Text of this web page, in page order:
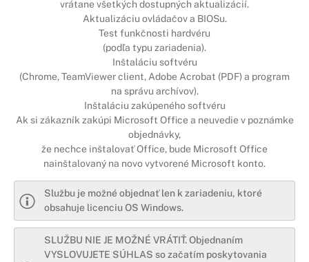
vrátane všetkých dostupných aktualizácií.
Aktualizáciu ovládačov a BIOSu.
Test funkčnosti hardvéru
(podľa typu zariadenia).
Inštaláciu softvéru
(Chrome, TeamViewer client, Adobe Acrobat (PDF) a program
na správu archívov).
Inštaláciu zakúpeného softvéru
Ak si zákazník zakúpi Microsoft Office a neuvedie v poznámke
objednávky,
že nechce inštalovať Office, bude Microsoft Office
nainštalovaný na novo vytvorené Microsoft konto.
Službu je možné objednať len k zariadeniu, ktoré
obsahuje licenciu OS Windows.
SLUŽBU NIE JE MOŽNÉ VRÁTIŤ. Objednaním
VYSLOVUJETE SÚHLAS so začatím poskytovania